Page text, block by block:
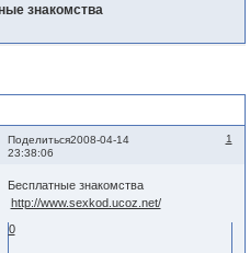
знакомства
Поделиться 1
2008-04-14
23:38:06
Бесплатные знакомства
http://www.sexkod.ucoz.net/
0